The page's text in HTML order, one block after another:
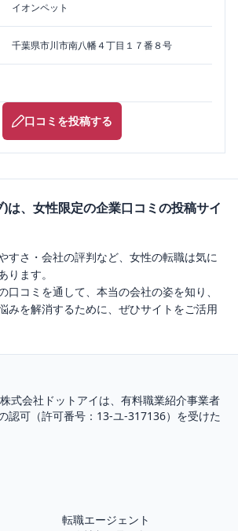
イオンペット
千葉県市川市南八幡４丁目１７番８号
口コミを投稿する
は、女性限定の企業口コミの投稿サイ
すさ・会社の評判など、女性の転職は気に
ります。
口コミを通して、本当の会社の姿を知り、
みを解消するために、ぜひサイトをご活用
式会社ドットアイは、 有料職業紹介事業者
認可（許可番号：13-ユ-317136）を受けた
転職エージェント